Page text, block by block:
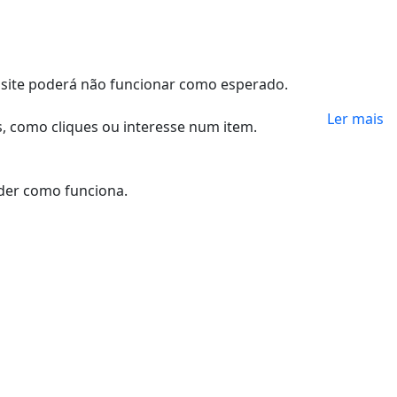
poderá não funcionar como esperado.
Ler mais
como cliques ou interesse num item.
como funciona.